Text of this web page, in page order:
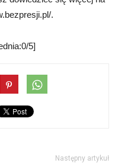
.
5]
Następny artykuł